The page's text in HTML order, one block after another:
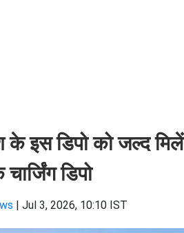
के इस डिपो को जल्द
डिपो
| Jul 3, 2026, 10:10 IST